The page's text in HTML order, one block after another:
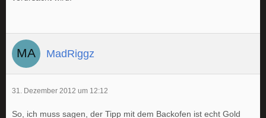
MadRiggz
31. Dezember 2012 um 12:12
So, ich muss sagen, der Tipp mit dem Backofen ist echt Gold